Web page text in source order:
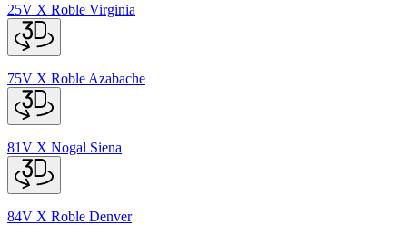
25V X Roble Virginia
75V X Roble Azabache
81V X Nogal Siena
84V X Roble Denver